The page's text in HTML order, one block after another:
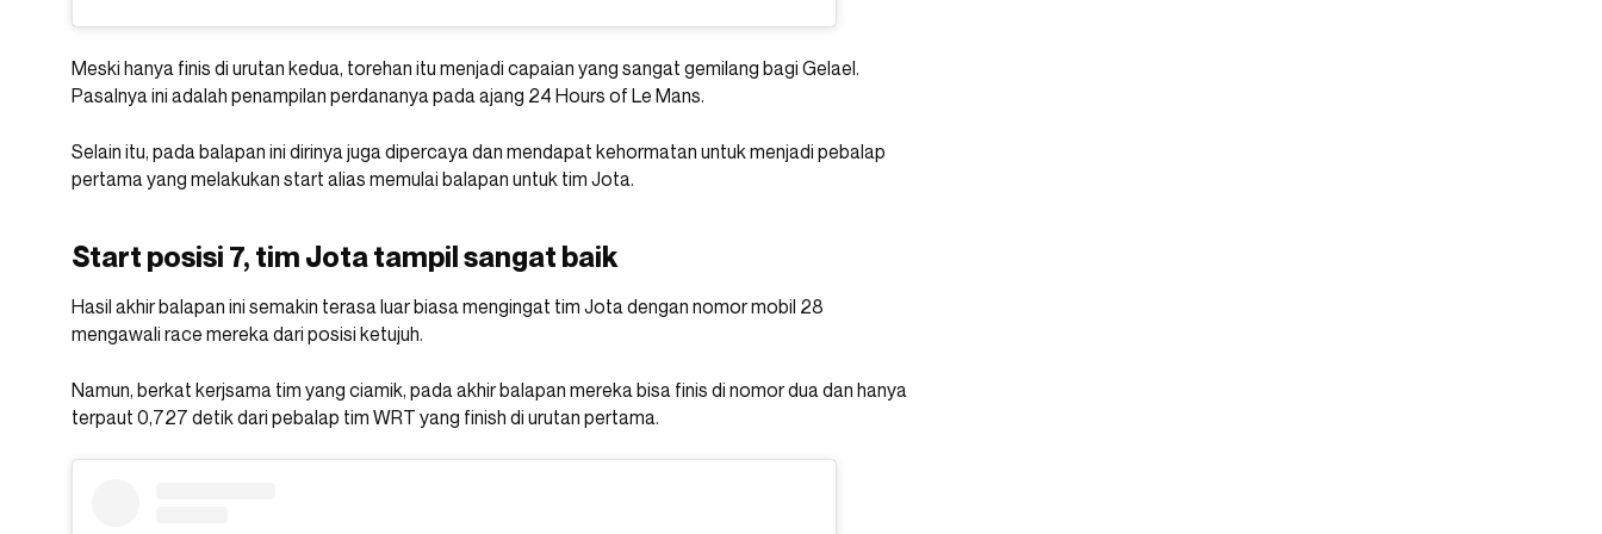
Meski hanya finis di urutan kedua, torehan itu menjadi capaian yang sangat gemilang bagi Gelael.
Pasalnya ini adalah penampilan perdananya pada ajang 24 Hours of Le Mans.
Selain itu, pada balapan ini dirinya juga dipercaya dan mendapat kehormatan untuk menjadi pebalap
pertama yang melakukan start alias memulai balapan untuk tim Jota.
Start posisi 7, tim Jota tampil sangat baik
Hasil akhir balapan ini semakin terasa luar biasa mengingat tim Jota dengan nomor mobil 28
mengawali race mereka dari posisi ketujuh.
Namun, berkat kerjsama tim yang ciamik, pada akhir balapan mereka bisa finis di nomor dua dan hanya
terpaut 0,727 detik dari pebalap tim WRT yang finish di urutan pertama.